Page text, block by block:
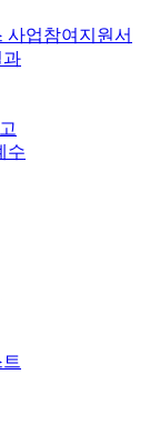
사업참여지원서
과
수